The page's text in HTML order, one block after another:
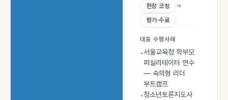
현장 코칭
→
평가·수료
대표 수행사례
•서울교육청 학부모
퍼실리테이터 연수
— 숙의형 리더
부트캠프
•청소년토론지도사